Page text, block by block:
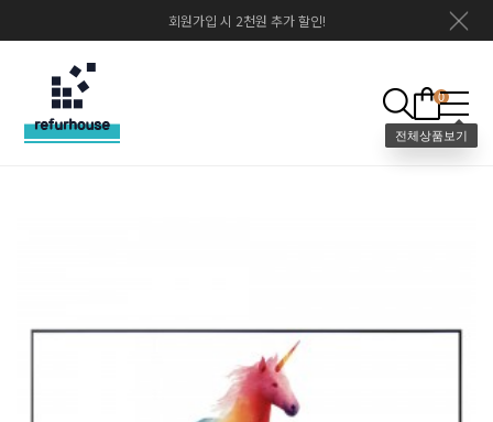
회원가입 시 2천원 추가 할인!
0